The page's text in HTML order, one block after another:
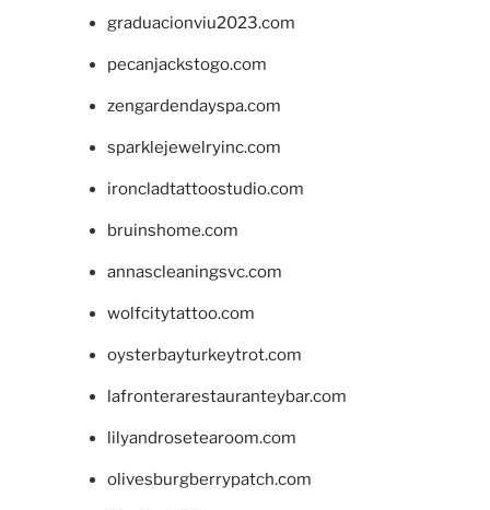
graduacionviu2023.com
pecanjackstogo.com
zengardendayspa.com
sparklejewelryinc.com
ironcladtattoostudio.com
bruinshome.com
annascleaningsvc.com
wolfcitytattoo.com
oysterbayturkeytrot.com
lafronterarestauranteybar.com
lilyandrosetearoom.com
olivesburgberrypatch.com